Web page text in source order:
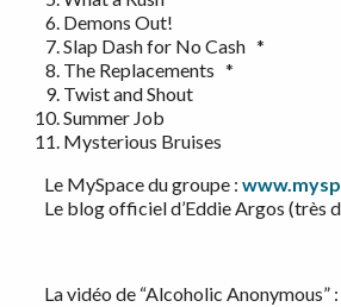
Demons Out!
Slap Dash for No Cash *
The Replacements *
Twist and Shout
Summer Job
Mysterious Bruises
Le MySpace du groupe :
Le blog officiel d’Eddie Argos (très
La vidéo de “Alcoholic Anonymous” :